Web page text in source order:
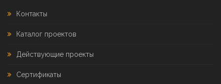
Контакты
Каталог проектов
Действующие проекты
Сертификаты